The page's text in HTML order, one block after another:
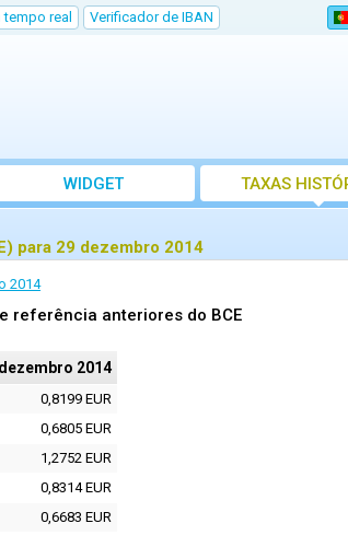
real Verificador de IBAN
WIDGET TAXAS
para 29 dezembro 2014
2014
referência anteriores do BCE
2014
0,8199 EUR
0,6805 EUR
1,2752 EUR
0,8314 EUR
0,6683 EUR